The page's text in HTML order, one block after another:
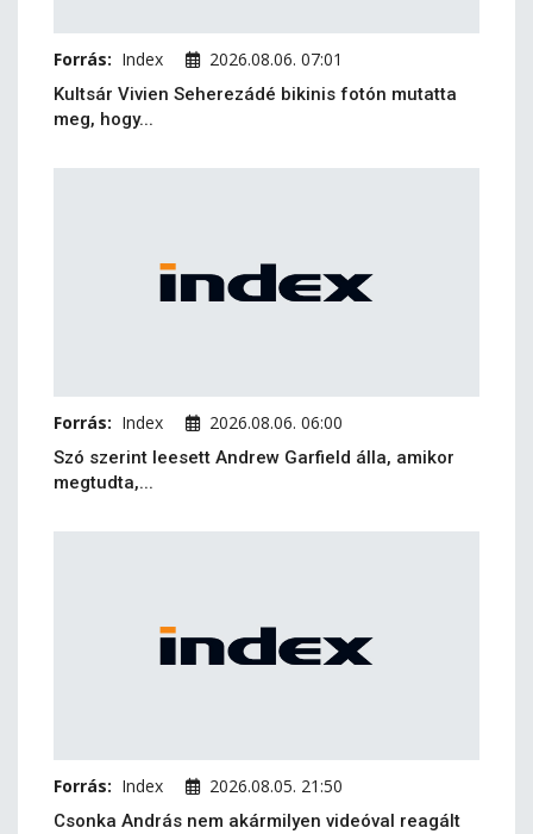
Forrás: Index 2026.08.06. 07:01
Kultsár Vivien Seherezádé bikinis fotón mutatta
meg, hogy...
Forrás: Index 2026.08.06. 06:00
Szó szerint leesett Andrew Garfield álla, amikor
megtudta,...
Forrás: Index 2026.08.05. 21:50
Csonka András nem akármilyen videóval reagált